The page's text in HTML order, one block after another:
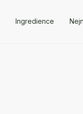
Ingredience